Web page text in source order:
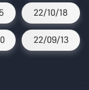
22/10/18
22/09/13